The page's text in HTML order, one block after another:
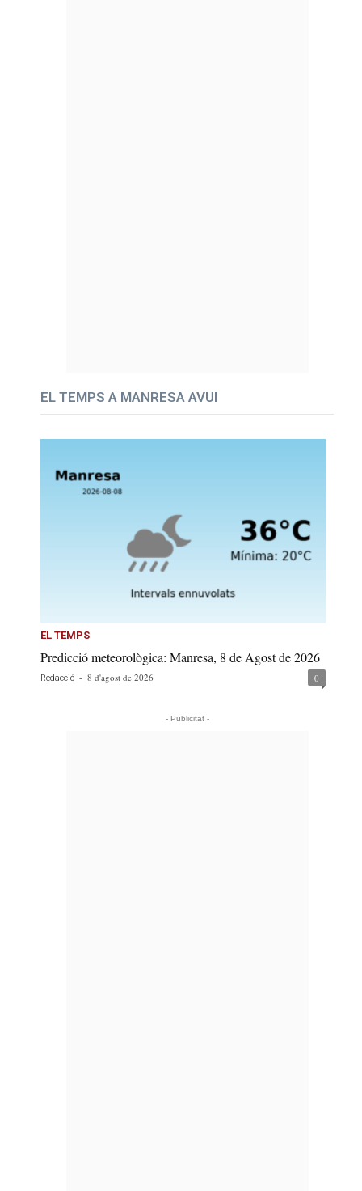
EL TEMPS A MANRESA AVUI
EL TEMPS
Predicció meteorològica: Manresa, 8 de Agost de 2026
Redacció - 8 d'agost de 2026 0
- Publicitat -